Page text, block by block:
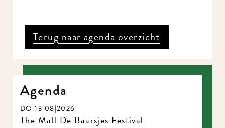
Terug naar agenda overzicht
Agenda
DO 13|08|2026
The Mall De Baarsjes Festival